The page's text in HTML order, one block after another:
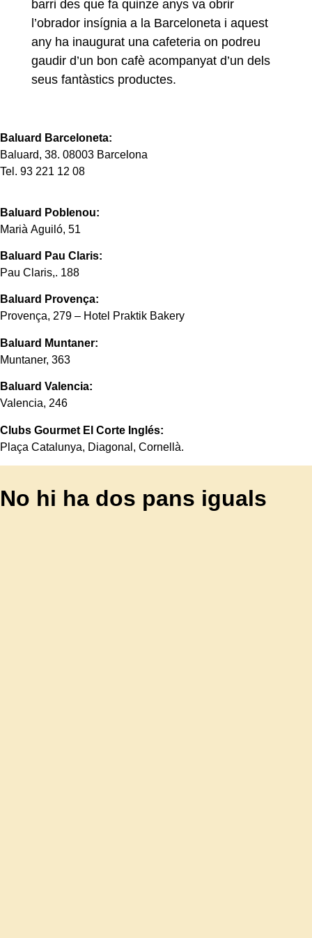
barri des que fa quinze anys va obrir
l’obrador insígnia a la Barceloneta i aquest
any ha inaugurat una cafeteria on podreu
gaudir d’un bon cafè acompanyat d’un dels
seus fantàstics productes.
Baluard Barceloneta:
Baluard, 38. 08003 Barcelona
Tel. 93 221 12 08
Baluard Poblenou:
Marià Aguiló, 51
Baluard Pau Claris:
Pau Claris,. 188
Baluard Provença:
Provença, 279 – Hotel Praktik Bakery
Baluard Muntaner:
Muntaner, 363
Baluard Valencia:
Valencia, 246
Clubs Gourmet El Corte Inglés:
Plaça Catalunya, Diagonal, Cornellà.
No hi ha dos pans iguals